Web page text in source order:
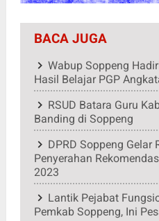
BACA JUGA
Wabup Soppeng
Hasil Belajar PGP
RSUD Batara Guru
Banding di Soppeng
DPRD Soppeng Gelar
Penyerahan
2023
Lantik Pejabat
Pemkab Soppeng, Ini